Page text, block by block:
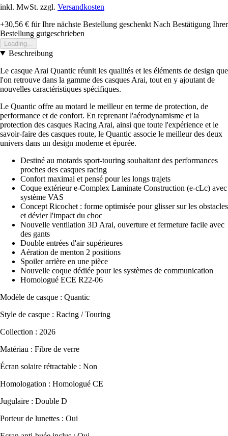
inkl. MwSt. zzgl. Versandkosten
+30,56 € für Ihre nächste Bestellung geschenkt Nach Bestätigung Ihrer
Bestellung gutgeschrieben
Loading...
Beschreibung
Le casque Arai Quantic réunit les qualités et les éléments de design que
l'on retrouve dans la gamme des casques Arai, tout en y ajoutant de
nouvelles caractéristiques spécifiques.
Le Quantic offre au motard le meilleur en terme de protection, de
performance et de confort. En reprenant l'aérodynamisme et la
protection des casques Racing Arai, ainsi que toute l'expérience et le
savoir-faire des casques route, le Quantic associe le meilleur des deux
univers dans un design moderne et épurée.
Destiné au motards sport-touring souhaitant des performances
proches des casques racing
Confort maximal et pensé pour les longs trajets
Coque extérieur e-Complex Laminate Construction (e-cLc) avec
système VAS
Concept Ricochet : forme optimisée pour glisser sur les obstacles
et dévier l'impact du choc
Nouvelle ventilation 3D Arai, ouverture et fermeture facile avec
des gants
Double entrées d'air supérieures
Aération de menton 2 positions
Spoiler arrière en une pièce
Nouvelle coque dédiée pour les systèmes de communication
Homologué ECE R22-06
Modèle de casque : Quantic
Style de casque : Racing / Touring
Collection : 2026
Matériau : Fibre de verre
Écran solaire rétractable : Non
Homologation : Homologué CE
Jugulaire : Double D
Porteur de lunettes : Oui